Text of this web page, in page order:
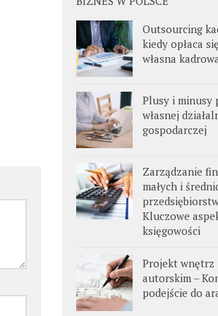
Outsourcing
kiedy opłaca
własna
Plusy i minusy
własnej
gospodarczej
Zarządzanie
małych i
Kluczowe
księgowości
Projekt wnętrz
autorskim –
podejście do